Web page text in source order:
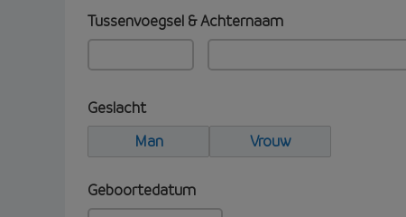
Tussenvoegsel & Achternaam
Geslacht
Man
Vrouw
Geboortedatum